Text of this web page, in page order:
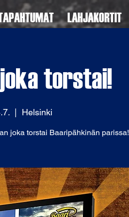
LAHJAKORTIT
torstai!
  |
Helsinki
joka torstai Baaripähkinän parissa!